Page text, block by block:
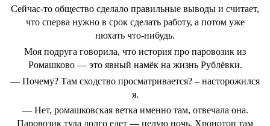
Сейчас-то общество сделало правильные выводы и считает,
что сперва нужно в срок сделать работу, а потом уже
нюхать что-нибудь.
Моя подруга говорила, что история про паровозик из
Ромашково — это явный намёк на жизнь Рублёвки.
— Почему? Там сходство просматривается? – насторожился
я.
— Нет, ромашковская ветка именно там, отвечала она.
Паровозик туда долго едет — целую ночь. Хронотоп там